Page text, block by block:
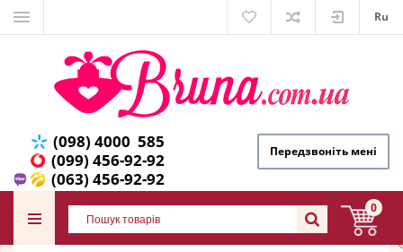
Ru
(098) 4000 585
(099) 456-92-92
(063) 456-92-92
Передзвоніть мені
0